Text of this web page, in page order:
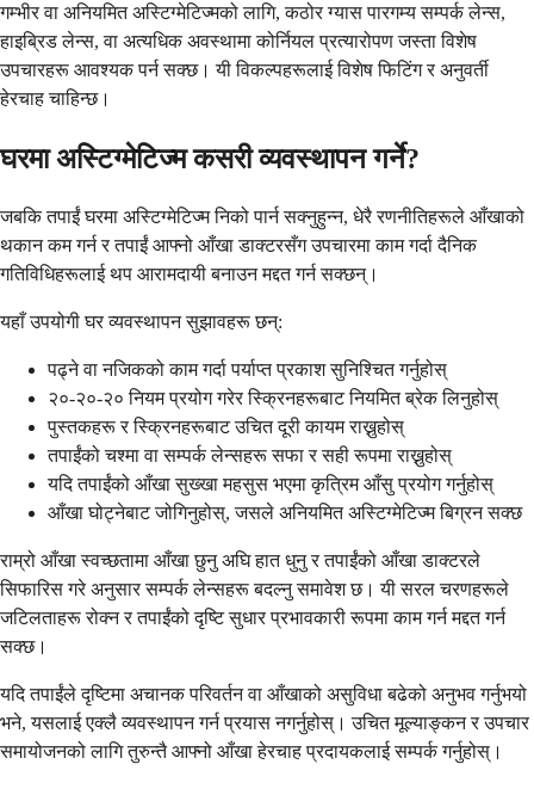
गम्भीर वा अनियमित अस्टिग्मेटिज्मको लागि, कठोर ग्यास पारगम्य सम्पर्क लेन्स,
हाइब्रिड लेन्स, वा अत्यधिक अवस्थामा कोर्नियल प्रत्यारोपण जस्ता विशेष
उपचारहरू आवश्यक पर्न सक्छ। यी विकल्पहरूलाई विशेष फिटिंग र अनुवर्ती
हेरचाह चाहिन्छ।
घरमा अस्टिग्मेटिज्म कसरी व्यवस्थापन गर्ने?
जबकि तपाईं घरमा अस्टिग्मेटिज्म निको पार्न सक्नुहुन्न, धेरै रणनीतिहरूले आँखाको
थकान कम गर्न र तपाईं आफ्नो आँखा डाक्टरसँग उपचारमा काम गर्दा दैनिक
गतिविधिहरूलाई थप आरामदायी बनाउन मद्दत गर्न सक्छन्।
यहाँ उपयोगी घर व्यवस्थापन सुझावहरू छन्:
पढ्ने वा नजिकको काम गर्दा पर्याप्त प्रकाश सुनिश्चित गर्नुहोस्
२०-२०-२० नियम प्रयोग गरेर स्क्रिनहरूबाट नियमित ब्रेक लिनुहोस्
पुस्तकहरू र स्क्रिनहरूबाट उचित दूरी कायम राख्नुहोस्
तपाईंको चश्मा वा सम्पर्क लेन्सहरू सफा र सही रूपमा राख्नुहोस्
यदि तपाईंको आँखा सुख्खा महसुस भएमा कृत्रिम आँसु प्रयोग गर्नुहोस्
आँखा घोट्नेबाट जोगिनुहोस्, जसले अनियमित अस्टिग्मेटिज्म बिग्रन सक्छ
राम्रो आँखा स्वच्छतामा आँखा छुनु अघि हात धुनु र तपाईंको आँखा डाक्टरले
सिफारिस गरे अनुसार सम्पर्क लेन्सहरू बदल्नु समावेश छ। यी सरल चरणहरूले
जटिलताहरू रोक्न र तपाईंको दृष्टि सुधार प्रभावकारी रूपमा काम गर्न मद्दत गर्न
सक्छ।
यदि तपाईंले दृष्टिमा अचानक परिवर्तन वा आँखाको असुविधा बढेको अनुभव गर्नुभयो
भने, यसलाई एक्लै व्यवस्थापन गर्न प्रयास नगर्नुहोस्। उचित मूल्याङ्कन र उपचार
समायोजनको लागि तुरुन्तै आफ्नो आँखा हेरचाह प्रदायकलाई सम्पर्क गर्नुहोस्।